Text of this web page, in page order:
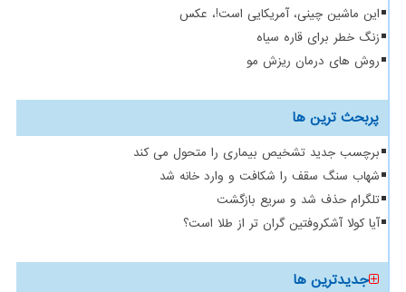
این ماشین چینی، آمریکایی است!، عکس
زنگ خطر برای قاره سیاه
روش های درمان ریزش مو
پربحث ترین ها
برچسب جدید تشخیص بیماری را متحول می کند
شهاب سنگ سقف را شکافت و وارد خانه شد
تلگرام حذف شد و سریع بازگشت
آیا کولا آشکروفتین گران تر از طلا است؟
جدیدترین ها